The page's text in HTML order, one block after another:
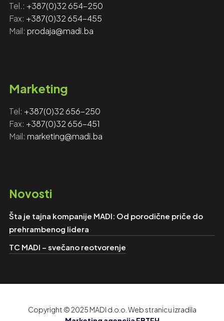
Tel.: +387(0)32 654-250
Fax: +387(0)32 654-455
Mail: prodaja@madi.ba
Marketing
Tel: +‎‎387(0)32 656-250
Fax: ‎‎ +387(0)32 656-451
Mail: marketing@madi.ba
Novosti
Šta je tajna kompanije MADI: Od porodične priče do
prehrambenog lidera
TC MADI – svečano reotvorenje
Copyright © 2025 MADI d.o.o. Web stranicu izradila